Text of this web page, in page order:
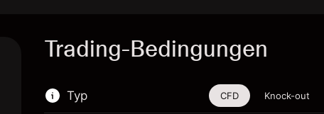
Trading-Bedingungen
Typ CFD Knock-out